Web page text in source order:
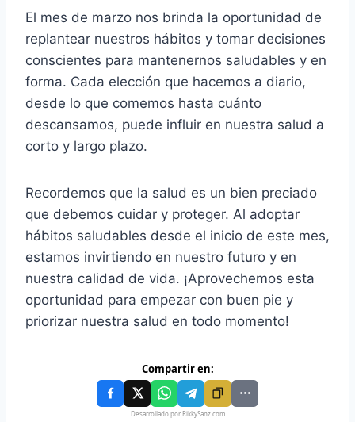
El mes de marzo nos brinda la oportunidad de
replantear nuestros hábitos y tomar decisiones
conscientes para mantenernos saludables y en
forma. Cada elección que hacemos a diario,
desde lo que comemos hasta cuánto
descansamos, puede influir en nuestra salud a
corto y largo plazo.
Recordemos que la salud es un bien preciado
que debemos cuidar y proteger. Al adoptar
hábitos saludables desde el inicio de este mes,
estamos invirtiendo en nuestro futuro y en
nuestra calidad de vida. ¡Aprovechemos esta
oportunidad para empezar con buen pie y
priorizar nuestra salud en todo momento!
Compartir en:
Desarrollado por RikkySanz.com